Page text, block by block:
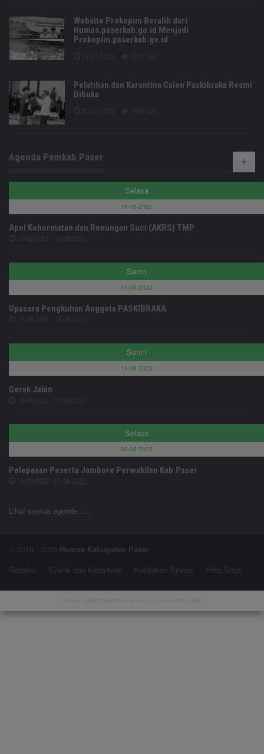
Website Prokopim Beralih dari
Humas.paserkab.go.id Menjadi
Prokopim.paserkab.go.id
Pelatihan dan Karantina Calon Paskibraka Resmi
Dibuka
Agenda Pemkab Paser
Selasa
16-08-2022
Apel Kehormatan dan Renungan Suci (AKRS) TMP
Senin
15-08-2022
Upacara Pengkuhan Anggota PASKIBRAKA
Senin
15-08-2022
Gerak Jalan
Selasa
09-08-2022
Pelepasan Peserta Jambore Perwakilan Kab.Paser
Lihat semua agenda ....
© 2016 - 2026 Humas Kabupaten Paser
Redaksi
Syarat dan Ketentuan Kebijakan Privasi Peta Situs